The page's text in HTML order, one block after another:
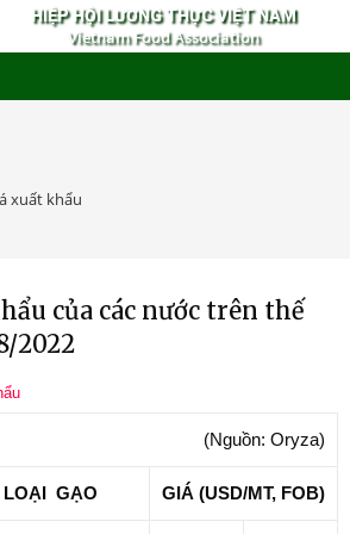
HIỆP HỘI LƯƠNG THỰC VIỆT NAM
Vietnam Food Association
xuất khẩu
của các nước trên thế
2022
(Nguồn: Oryza)
LOẠI GẠO GIÁ (USD/MT, FOB)